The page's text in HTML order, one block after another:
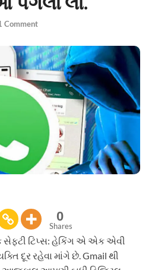
Comment
0
Shares
સેફ્ટી ટિપ્સ: હેકિંગ એ એક એવી
દૂર રહેવા માંગે છે. Gmail થી